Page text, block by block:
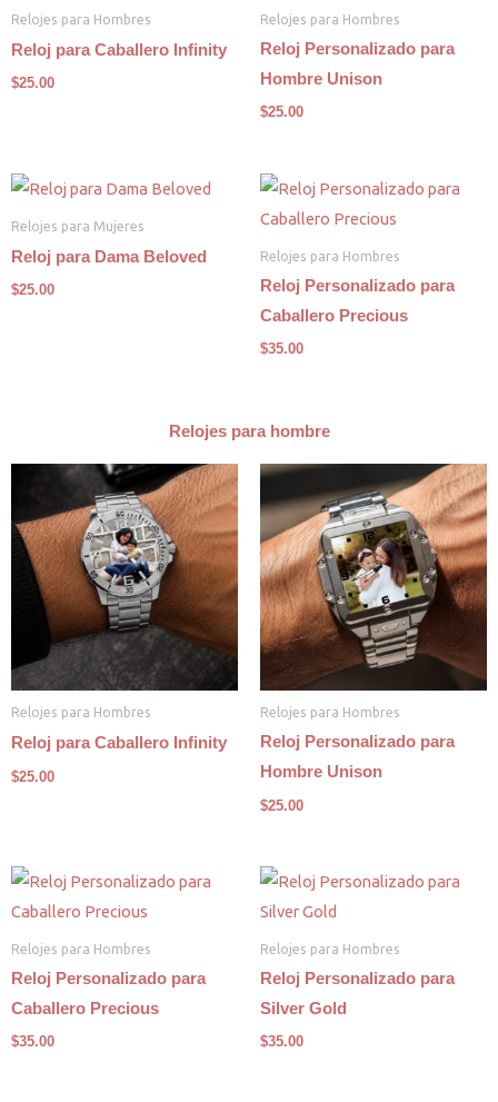
Relojes para Hombres
Reloj para Caballero Infinity
$25.00
Relojes para Hombres
Reloj Personalizado para
Hombre Unison
$25.00
Relojes para Mujeres
Reloj para Dama Beloved
$25.00
Relojes para Hombres
Reloj Personalizado para
Caballero Precious
$35.00
Relojes para hombre
Relojes para Hombres
Reloj para Caballero Infinity
$25.00
Relojes para Hombres
Reloj Personalizado para
Hombre Unison
$25.00
Relojes para Hombres
Reloj Personalizado para
Caballero Precious
$35.00
Relojes para Hombres
Reloj Personalizado para
Silver Gold
$35.00